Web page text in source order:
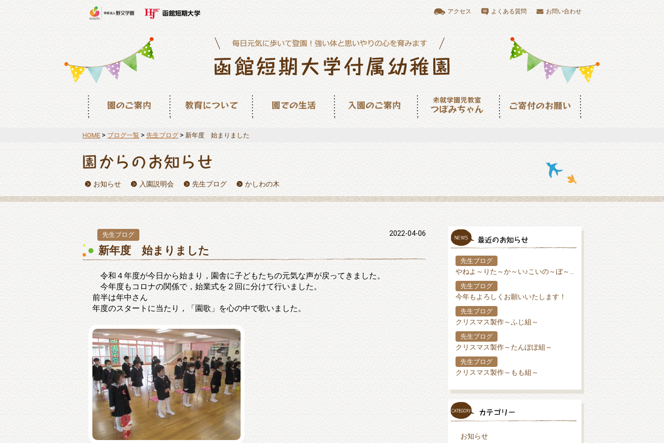
アクセス よくある質問 お問い合わせ
HOME > ブログ一覧 > 先生ブログ > 新年度 始まりました
お知らせ 入園説明会 先生ブログ かしわの木
先生ブログ 2022-04-06
新年度 始まりました
令和４年度が今日から始まり，園舎に子どもたちの元気な声が戻ってきました。
今年度もコロナの関係で，始業式を２回に分けて行いました。
前半は年中さん
年度のスタートに当たり，「園歌」を心の中で歌いました。
先生ブログ
先生ブログ
今年もよろしくお願いいたします！
先生ブログ
クリスマス製作～ふじ組～
先生ブログ
クリスマス製作～たんぽぽ組～
先生ブログ
クリスマス製作～もも組～
お知らせ